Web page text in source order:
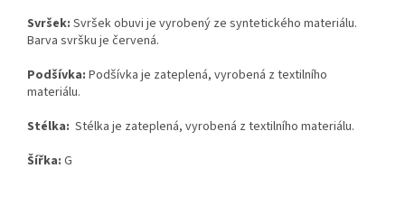
Svršek: Svršek obuvi je vyrobený ze syntetického materiálu.
Barva svršku je červená.
Podšívka: Podšívka je zateplená, vyrobená z textilního
materiálu.
Stélka: Stélka je zateplená, vyrobená z textilního materiálu.
Šířka: G